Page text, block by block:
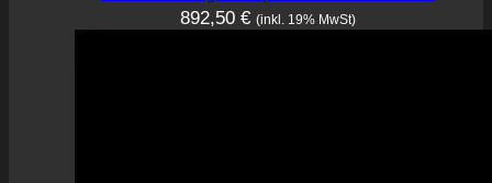
892,50 € (inkl. 19% MwSt)